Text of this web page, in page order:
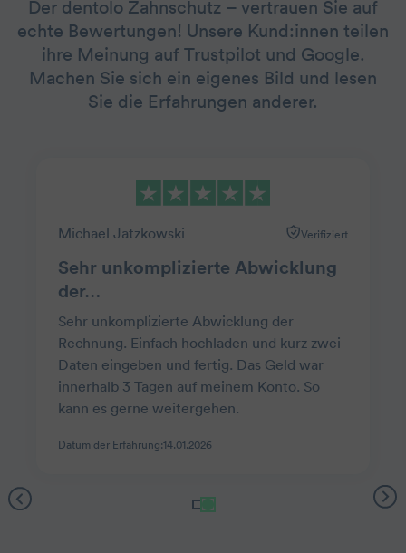
Der dentolo Zahnschutz – vertrauen Sie auf
echte Bewertungen! Unsere Kund:innen teilen
ihre Meinung auf Trustpilot und Google.
Machen Sie sich ein eigenes Bild und lesen
Sie die Erfahrungen anderer.
Michael Jatzkowski Verifiziert
Sehr unkomplizierte Abwicklung
der…
Sehr unkomplizierte Abwicklung der
Rechnung. Einfach hochladen und kurz zwei
Daten eingeben und fertig. Das Geld war
innerhalb 3 Tagen auf meinem Konto. So
kann es gerne weitergehen.
Datum der Erfahrung:14.01.2026